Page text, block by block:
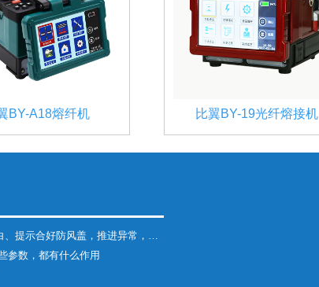
BY-A18熔纤机 比翼BY-19光纤熔接机
合好防风盖，推进异常，处理办法！
参数，都有什么作用